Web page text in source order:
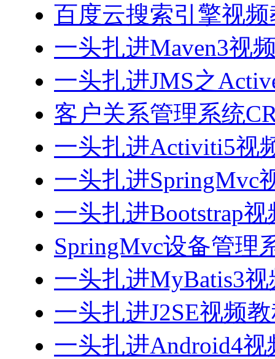
百度云搜索引擎视
一头扎进Maven3视
一头扎进JMS之
客户关系管理系统
一头扎进Activiti5视
一头扎进SpringMvc
一头扎进Bootstrap
SpringMvc设备管理
一头扎进MyBatis3
一头扎进J2SE视频
一头扎进Android4视